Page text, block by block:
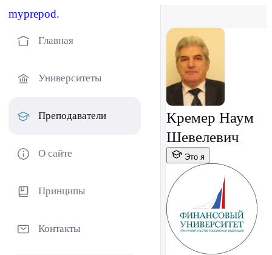
myprepod.
Главная
Университеты
Преподаватели
О сайте
Принципы
Контакты
Кремер Наум
Шевелевич
Это я